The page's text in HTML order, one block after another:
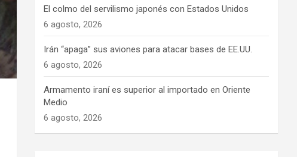
El colmo del servilismo japonés con Estados Unidos
6 agosto, 2026
Irán “apaga” sus aviones para atacar bases de EE.UU.
6 agosto, 2026
Armamento iraní es superior al importado en Oriente
Medio
6 agosto, 2026